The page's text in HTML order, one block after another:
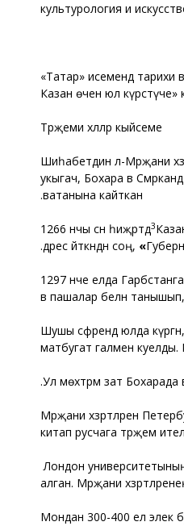
культурология и
«Татар» исемендә тарихи
Казан өчен юл
Тәрҗемәи хәлләр кыйсеме
Шиһабетдин әл-Мәрҗани
укыгач, Бохара вә
ватанына кайткан.
1266 нчы сәнә һиҗрәтдә3
дәрес әйткәндән соң, «
1297 нче елда
вә пашалар белән танышып,
Шушы сәфәрендә юлда
матбугат галәменә
Ул мөхтәрәм зат Бохарада
Мәрҗани хәзрәтләрен
китап русчага тәрҗемә
Лондон
алган. Мәрҗани
Мондан 300-400 ел элек